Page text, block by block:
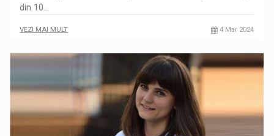
din 10…
VEZI MAI MULT 4 Mar 2024